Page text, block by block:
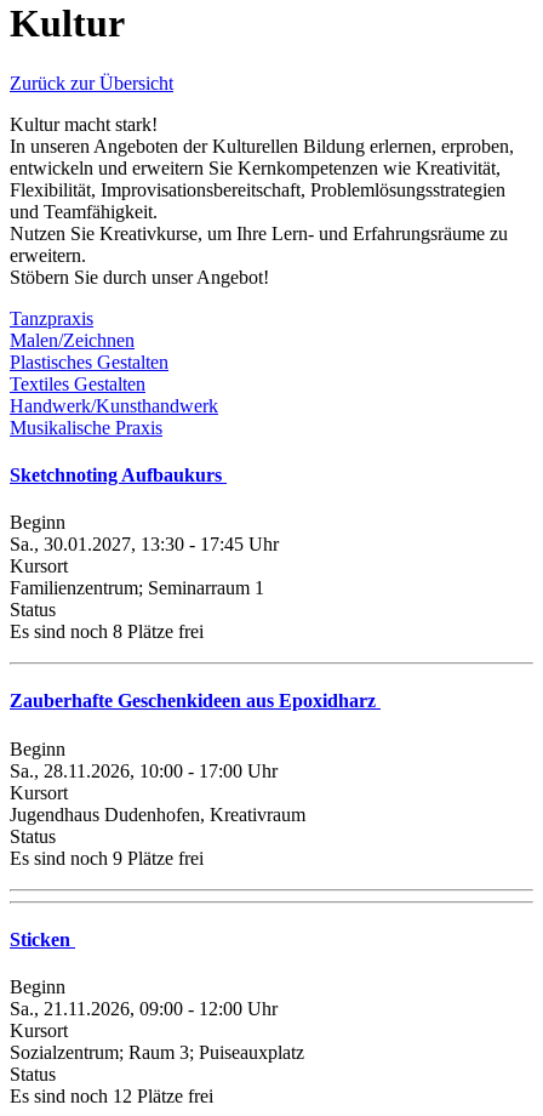
Kultur
Zurück zur Übersicht
Kultur macht stark!
In unseren Angeboten der Kulturellen Bildung erlernen, erproben,
entwickeln und erweitern Sie Kernkompetenzen wie Kreativität,
Flexibilität, Improvisationsbereitschaft, Problemlösungsstrategien
und Teamfähigkeit.
Nutzen Sie Kreativkurse, um Ihre Lern- und Erfahrungsräume zu
erweitern.
Stöbern Sie durch unser Angebot!
Tanzpraxis
Malen/Zeichnen
Plastisches Gestalten
Textiles Gestalten
Handwerk/Kunsthandwerk
Musikalische Praxis
Sketchnoting Aufbaukurs
Beginn
Sa., 30.01.2027, 13:30 - 17:45 Uhr
Kursort
Familienzentrum; Seminarraum 1
Status
Es sind noch 8 Plätze frei
Zauberhafte Geschenkideen aus Epoxidharz
Beginn
Sa., 28.11.2026, 10:00 - 17:00 Uhr
Kursort
Jugendhaus Dudenhofen, Kreativraum
Status
Es sind noch 9 Plätze frei
Sticken
Beginn
Sa., 21.11.2026, 09:00 - 12:00 Uhr
Kursort
Sozialzentrum; Raum 3; Puiseauxplatz
Status
Es sind noch 12 Plätze frei